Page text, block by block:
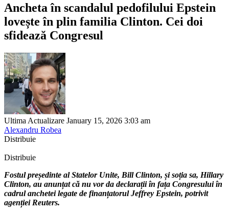
Ancheta în scandalul pedofilului Epstein
lovește în plin familia Clinton. Cei doi
sfidează Congresul
Ultima Actualizare January 15, 2026 3:03 am
Alexandru Robea
Distribuie
Distribuie
Fostul președinte al Statelor Unite, Bill Clinton, și soția sa, Hillary
Clinton, au anunțat că nu vor da declarații în fața Congresului în
cadrul anchetei legate de finanțatorul Jeffrey Epstein, potrivit
agenției Reuters.